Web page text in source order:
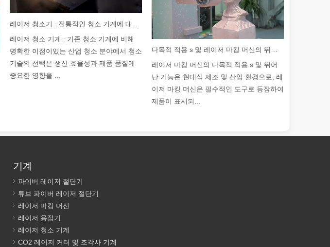
레이저 청소기 : 전통적인 청소 기계에 대한 명확한 이점으로 나타납니다.
레이저 청소 기계 : 기존 청소 기계에 비해
명확한 이점이있는 산업 청소 분야에서 청소
기술의 선택은 생산 효율성과 제품 품질에
중요한 영향을 ...
레이저 마킹 머신의 다목적 적용 s 및 뛰어
난 기능은 현대식 제조 및 산업 환경으로, 레
이저 마킹 머신은 필수적인 도구로 등장하여
제품이 표시되...
기계
파이버 레이저 절단기
튜브 파이버 레이저 절단기
레이저 마킹 머신
레이저 용접기
레이저 청소 기계
CO2 레이저 커터 및 조각사 기계